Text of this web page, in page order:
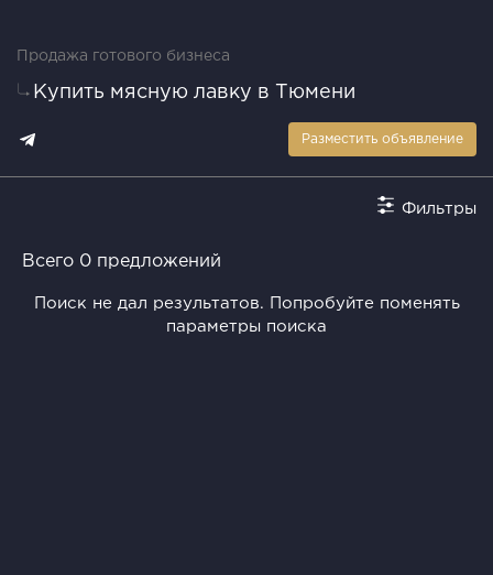
Продажа готового бизнеса
Купить мясную лавку в Тюмени
Разместить объявление
Фильтры
Всего 0 предложений
Поиск не дал результатов. Попробуйте поменять
параметры поиска